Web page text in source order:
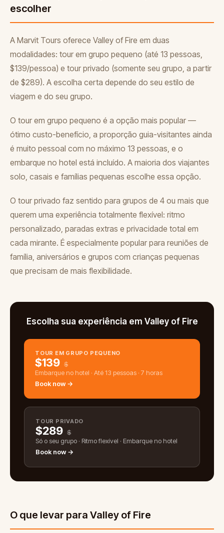
escolher
A Marvit Tours oferece Valley of Fire em duas
modalidades: tour em grupo pequeno (até 13 pessoas,
$139/pessoa) e tour privado (somente seu grupo, a partir
de $289). A escolha certa depende do seu estilo de
viagem e do seu grupo.
O tour em grupo pequeno é a opção mais popular —
ótimo custo-benefício, a proporção guia-visitantes ainda
é muito pessoal com no máximo 13 pessoas, e o
embarque no hotel está incluído. A maioria dos viajantes
solo, casais e famílias pequenas escolhe essa opção.
O tour privado faz sentido para grupos de 4 ou mais que
querem uma experiência totalmente flexível: ritmo
personalizado, paradas extras e privacidade total em
cada mirante. É especialmente popular para reuniões de
família, aniversários e grupos com crianças pequenas
que precisam de mais flexibilidade.
Escolha sua experiência em Valley of Fire
TOUR EM GRUPO PEQUENO
$139 $
Embarque no hotel · Até 13 pessoas · 7 horas
Book now →
TOUR PRIVADO
$289 $
Só o seu grupo · Ritmo flexível · Embarque no hotel
Book now →
O que levar para Valley of Fire